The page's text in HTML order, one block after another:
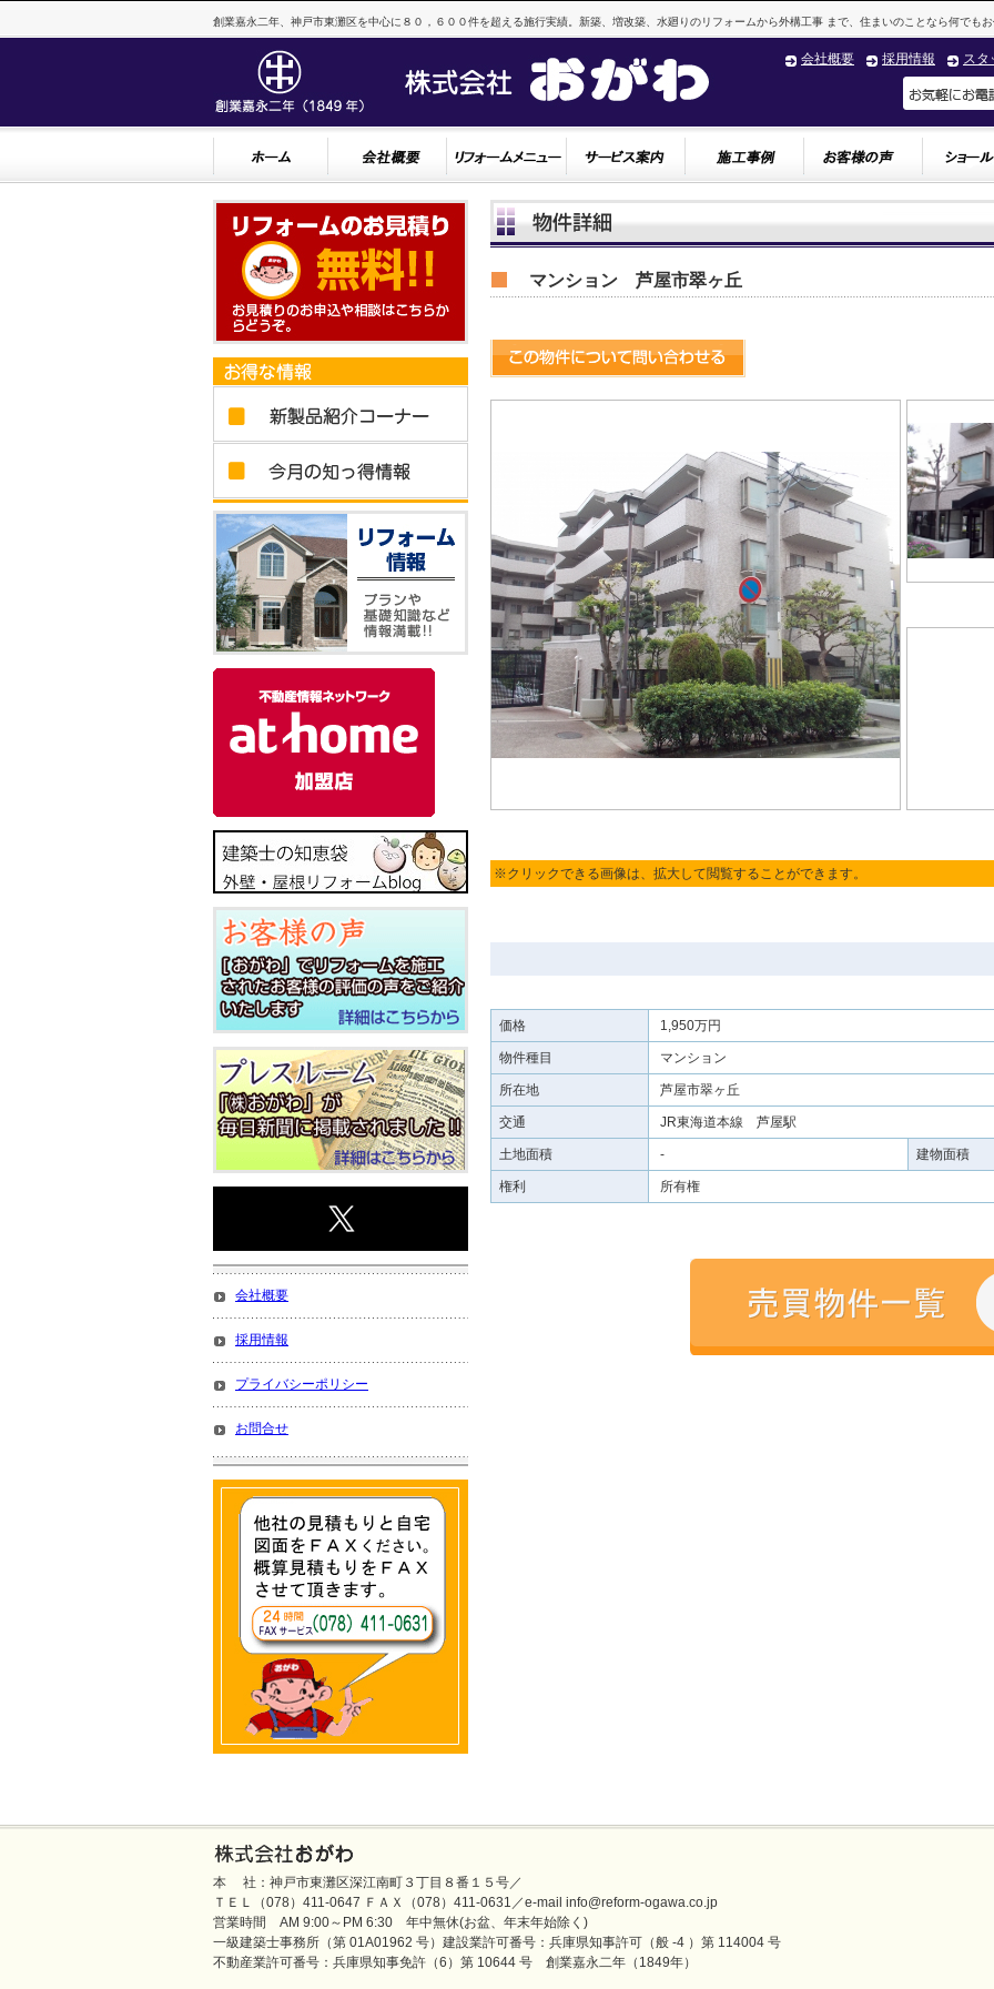
創業嘉永二年、神戸市東灘区を中心に８０，６００件を超える施行実績。新築、増改築、水廻りのリフォームから外構工事 まで、住まいのことなら何でもお
スタ
採用情報
会社概要
マンション 芦屋市翠ヶ丘
※クリックできる画像は、拡大して閲覧することができます。
価格 1,950万円
物件種目 マンション
所在地 芦屋市翠ヶ丘
交通 JR東海道本線 芦屋駅
土地面積 - 建物面積
権利 所有権
会社概要
採用情報
プライバシーポリシー
お問合せ
本 社：神戸市東灘区深江南町３丁目８番１５号／
ＴＥＬ（078）411-0647 ＦＡＸ（078）411-0631／e-mail info@reform-ogawa.co.jp
営業時間 AM 9:00～PM 6:30 年中無休(お盆、年末年始除く)
一級建築士事務所（第 01A01962 号）建設業許可番号：兵庫県知事許可（般 -4 ）第 114004 号
不動産業許可番号：兵庫県知事免許（6）第 10644 号 創業嘉永二年（1849年）